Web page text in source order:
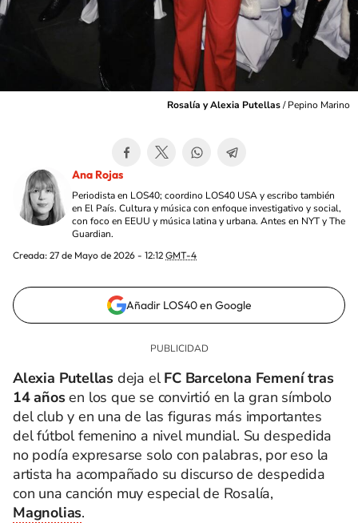
Rosalía y Alexia Putellas/Pepino Marino
Ana Rojas
Periodista en LOS40; coordino LOS40 USA y escribo también
en El País. Cultura y música con enfoque investigativo y social,
con foco en EEUU y música latina y urbana. Antes en NYT y The
Guardian.
Creada: 27 de Mayo de 2026 - 12:12 GMT-4
Añadir LOS40 en Google
Alexia Putellas deja elFC Barcelona Femení tras
14 añosen los que se convirtió en la gran símbolo
del club y en una de las figuras más importantes
del fútbol femenino a nivel mundial. Su despedida
no podía expresarse solo con palabras, por eso la
artista ha acompañado su discurso de despedida
con una canción muy especial de Rosalía,
Magnolias.